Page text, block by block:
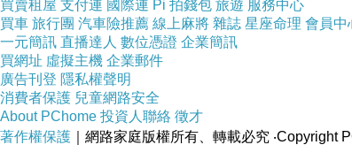
買賣租屋 支付連 國際連 Pi 拍錢包 旅遊 服務中心
買車 旅行團 汽車險推薦 線上麻將 雜誌 星座命理 會員中
一元簡訊 直播達人 數位憑證 企業簡訊
買網址 虛擬主機 企業郵件
廣告刊登 隱私權聲明
消費者保護 兒童網路安全
About PChome 投資人聯絡 徵才
著作權保護 ｜網路家庭版權所有、轉載必究 ‧Copyright